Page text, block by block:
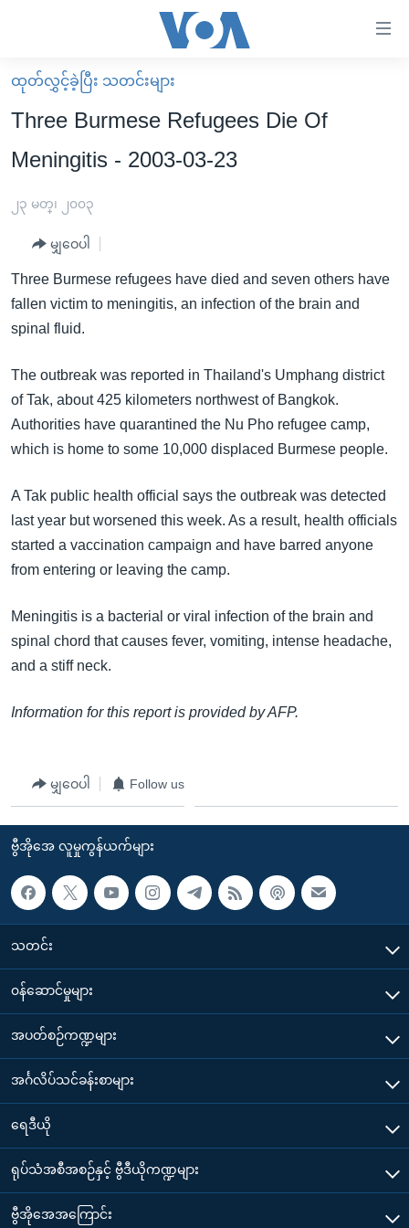
လွယ်ကူ
စေ
သည့်
များ
ကြည့်
သို့
ကျော်
ကြည့်
ရန်
ရန်
နေရာ
သို့
ရန်
မူလစာမျက်နှာ
မြန်မာ
ကမ္ဘာ့သတင်းများ
ရပ်ဝန်းတခု လမ်းတခု အလွန်
အမေရိကန်သုံးအီဒီယံ
ရုပ်ရှင်ထဲက အင်္ဂလိပ်စာ
သုတပဒေသာ အင်္ဂလိပ်စာ
အပတ်စဉ်ကဏ္ဍများ
တီဗွီ
ရေဒီယို/တီဗွီအစီအစဉ်
Learning English
ဗွီအိုအေ လူမှုကွန်ယက်များ
ဘာသာစကားများ
ထုတ်လွှင့်ခဲ့ပြီး သတင်းများ
Three Burmese Refugees Die Of
Meningitis - 2003-03-23
၂၃ မတ္၊ ၂၀၀၃
မျှဝေပါ
Three Burmese refugees have died and seven others have
fallen victim to meningitis, an infection of the brain and
spinal fluid.
The outbreak was reported in Thailand's Umphang district
of Tak, about 425 kilometers northwest of Bangkok.
Authorities have quarantined the Nu Pho refugee camp,
which is home to some 10,000 displaced Burmese people.
A Tak public health official says the outbreak was detected
last year but worsened this week. As a result, health officials
started a vaccination campaign and have barred anyone
from entering or leaving the camp.
Meningitis is a bacterial or viral infection of the brain and
spinal chord that causes fever, vomiting, intense headache,
and a stiff neck.
Information for this report is provided by AFP.
မျှဝေပါ Follow us
ဗွီအိုအေ လူမှုကွန်ယက်များ
သတင်း
၀န်ဆောင်မှုများ
အပတ်စဉ်ကဏ္ဍများ
အင်္ဂလိပ်သင်ခန်းစာများ
ရေဒီယို
ရုပ်သံအစီအစဉ်နှင့် ဗွီဒီယိုကဏ္ဍများ
ဗွီအိုအေအကြောင်း